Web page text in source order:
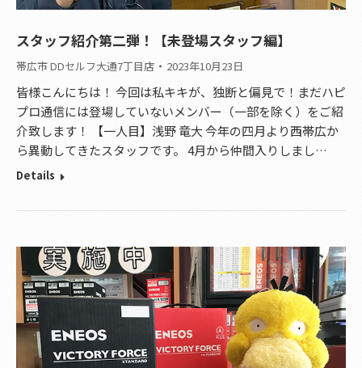
スタッフ紹介第二弾！【未登場スタッフ編】
帯広市 DDセルフ大通7丁目店 2023年10月23日
皆様こんにちは！ 今回は私キキが、独断と偏見で！まだハピ
プロ通信には登場していないメンバー（一部を除く）をご紹
介致します！ 【一人目】浅野 竜大 今年の四月より西帯広か
ら異動してきたスタッフです。 4月から仲間入りしまし…
Details